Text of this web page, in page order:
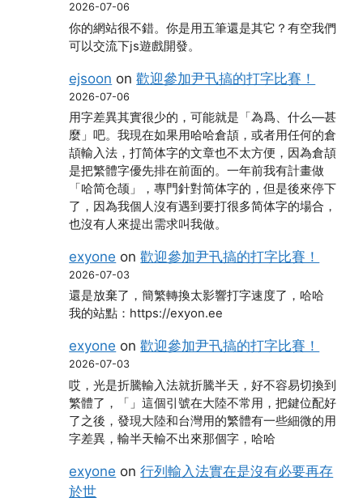
2026-07-06
你的網站很不錯。你是用五筆還是其它？有空我們
可以交流下js遊戲開發。
ejsoon on歡迎參加尹卂搞的打字比賽！
2026-07-06
用字差異其實很少的，可能就是「為爲、什么―甚
麼」吧。我現在如果用哈哈倉頡，或者用任何的倉
頡輸入法，打简体字的文章也不太方便，因為倉頡
是把繁體字優先排在前面的。一年前我有計畫做
「哈简仓颉」，專門針對简体字的，但是後來停下
了，因為我個人沒有遇到要打很多简体字的場合，
也沒有人來提出需求叫我做。
exyone on歡迎參加尹卂搞的打字比賽！
2026-07-03
還是放棄了，簡繁轉換太影響打字速度了，哈哈
我的站點：https://exyon.ee
exyone on歡迎參加尹卂搞的打字比賽！
2026-07-03
哎，光是折騰輸入法就折騰半天，好不容易切換到
繁體了，「」這個引號在大陸不常用，把鍵位配好
了之後，發現大陸和台灣用的繁體有一些細微的用
字差異，輸半天輸不出來那個字，哈哈
exyone on行列輸入法實在是沒有必要再存
於世